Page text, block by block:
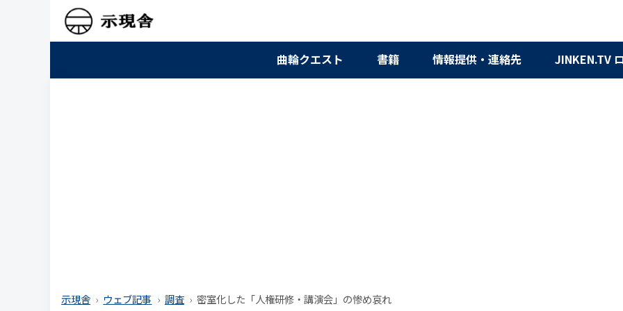
曲輪クエスト 書籍 情報提供・連絡先 JINKEN.TV
示現舎 ウェブ記事 調査 密室化した「人権研修・講演会」の惨め哀れ